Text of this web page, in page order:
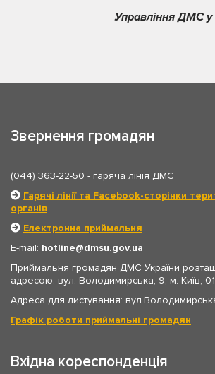
Управління ДМС у
Звернення громадян
(044) 363-22-50 - гаряча лінія ДМС
Гарячі лінії та Facebook-сторінки
органів
Електронна приймальня
E-mail: hotline
dmsu.gov.ua
Приймальня громадян ДМС України
адресою: вул. Володимирська, 9, м. Київ,
Адреса для листування:
Графік роботи приймальні громадян
Вхідна кореспонденція